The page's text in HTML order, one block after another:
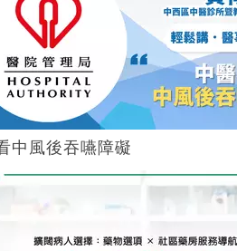
中風後吞嚥障礙